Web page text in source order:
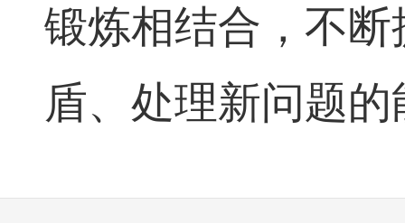
锻炼相结合，不
盾、处理新问题